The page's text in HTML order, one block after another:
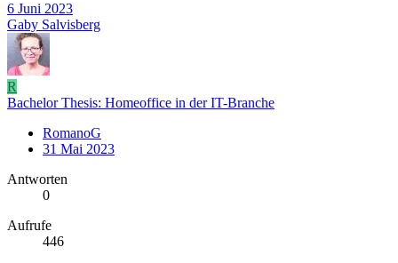
6 Juni 2023
Gaby Salvisberg
R
Bachelor Thesis: Homeoffice in der IT-Branche
RomanoG
31 Mai 2023
Antworten
0
Aufrufe
446